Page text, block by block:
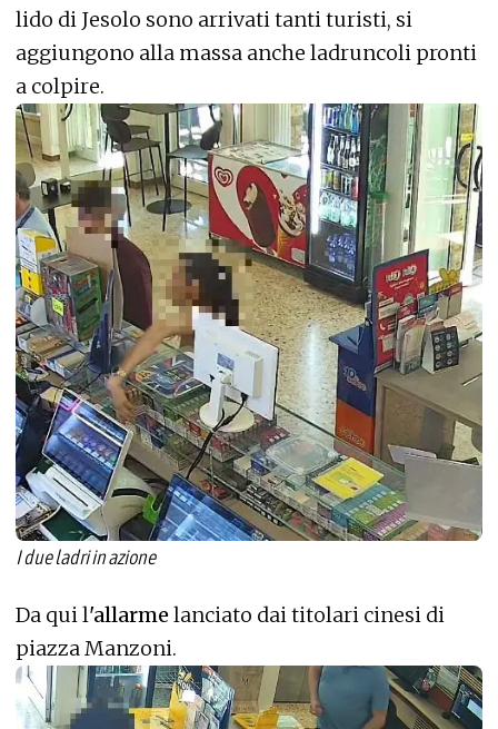
lido di Jesolo sono arrivati tanti turisti, si
aggiungono alla massa anche ladruncoli pronti
a colpire.
I due ladri in azione
Da qui l'allarme lanciato dai titolari cinesi di
piazza Manzoni.